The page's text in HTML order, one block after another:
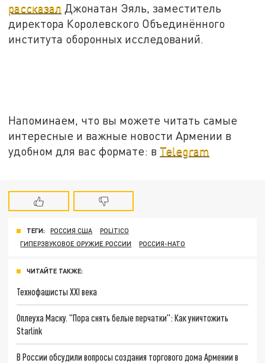
рассказал Джонатан Эяль, заместитель
директора Королевского Объединённого
института оборонных исследований.
Напоминаем, что вы можете читать самые
интересные и важные новости Армении в
удобном для вас формате: в Telegram
ТЕГИ: РОССИЯ США
POLITICO
ГИПЕРЗВУКОВОЕ ОРУЖИЕ РОССИИ
РОССИЯ-НАТО
ЧИТАЙТЕ ТАКЖЕ:
Технофашисты XXI века
Оплеуха Маску. "Пора снять белые перчатки": Как уничтожить
Starlink
В России обсудили вопросы создания торгового дома Армении в